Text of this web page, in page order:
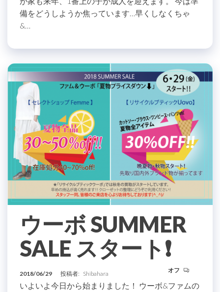
備をどうしようか焦っています…早くしなくちゃ
&…
ウーボ SUMMER
SALE スタート❗️
2018/06/29 投稿者: Shibahara オフ
いよいよ今日から始まりました！ ウーボ&ファムの